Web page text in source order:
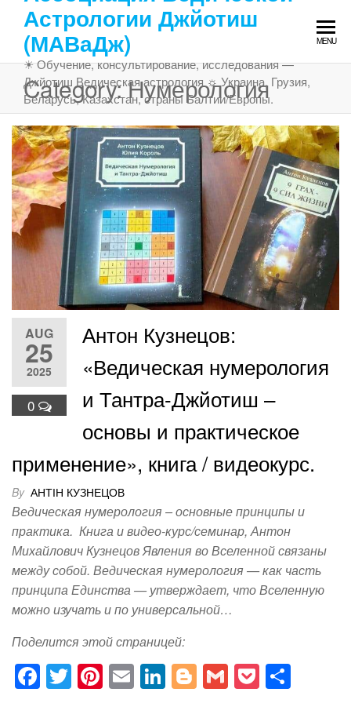
content
Астрологии Джйотиш
(МАВаДж)
☀ Обучение, консультирование, исследования —
Джйотиш Ведическая астрология ☼ Украина, Грузия,
Беларусь, Казахстан, страны Балтии/Европы.
MENU
Category:Нумерология
AUG
25
2025
0
Антон Кузнецов:
«Ведическая нумерология
и Тантра-Джйотиш –
основы и практическое
применение», книга / видеокурс.
By АНТІН КУЗНЕЦОВ
Ведическая нумерология – основные принципы и
практика. Книга и видео-курс/семинар, Антон
Михайлович Кузнецов Явления во Вселенной связаны
между собой. Ведическая нумерология — как часть
принципа Единства — утверждает, что Вселенную
можно изучать и по универсальной…
Поделится этой страницей:
F T Pi E Li Bl G P